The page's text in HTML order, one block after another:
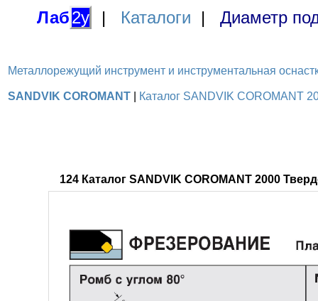
Лаб2у | Каталоги | Диаметр
Металлорежущий инструмент и инструментальная
SANDVIK COROMANT Каталог SANDVIK COROMANT
124 Каталог SANDVIK COROMANT 2000